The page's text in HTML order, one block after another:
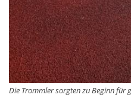
Die Trommler sorgten zu Beginn für